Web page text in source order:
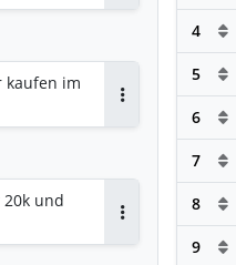
kaufen im
und
Antworten
4
5
6
7
8
9